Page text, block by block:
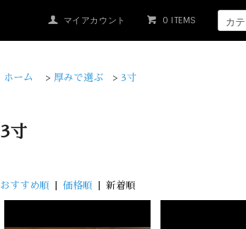
マイアカウント 0 ITEMS
ホーム > 厚みで選ぶ > 3寸
3寸
おすすめ順 価格順 | 新着順